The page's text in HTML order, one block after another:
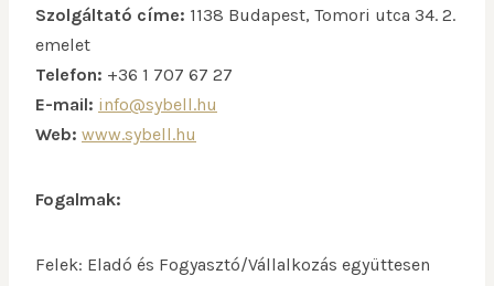
Szolgáltató címe: 1138 Budapest, Tomori utca 34. 2.
emelet
Telefon: +36 1 707 67 27
E-mail: info@sybell.hu
Web: www.sybell.hu
Fogalmak:
Felek: Eladó és Fogyasztó/Vállalkozás együttesen